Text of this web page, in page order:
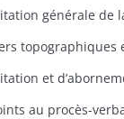
au procès-